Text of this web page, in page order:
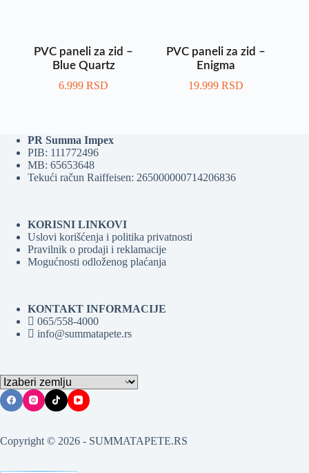
PVC paneli za zid –
Blue Quartz
6.999RSD
PVC paneli za zid –
Enigma
19.999RSD
PR Summa Impex
PIB: 111772496
MB: 65653648
Tekući račun Raiffeisen: 265000000714206836
KORISNI LINKOVI
Uslovi korišćenja i politika privatnosti
Pravilnik o prodaji i reklamacije
Mogućnosti odloženog plaćanja
KONTAKT INFORMACIJE
065/558-4000
info@summatapete.rs
Copyright © 2026 - SUMMATAPETE.RS